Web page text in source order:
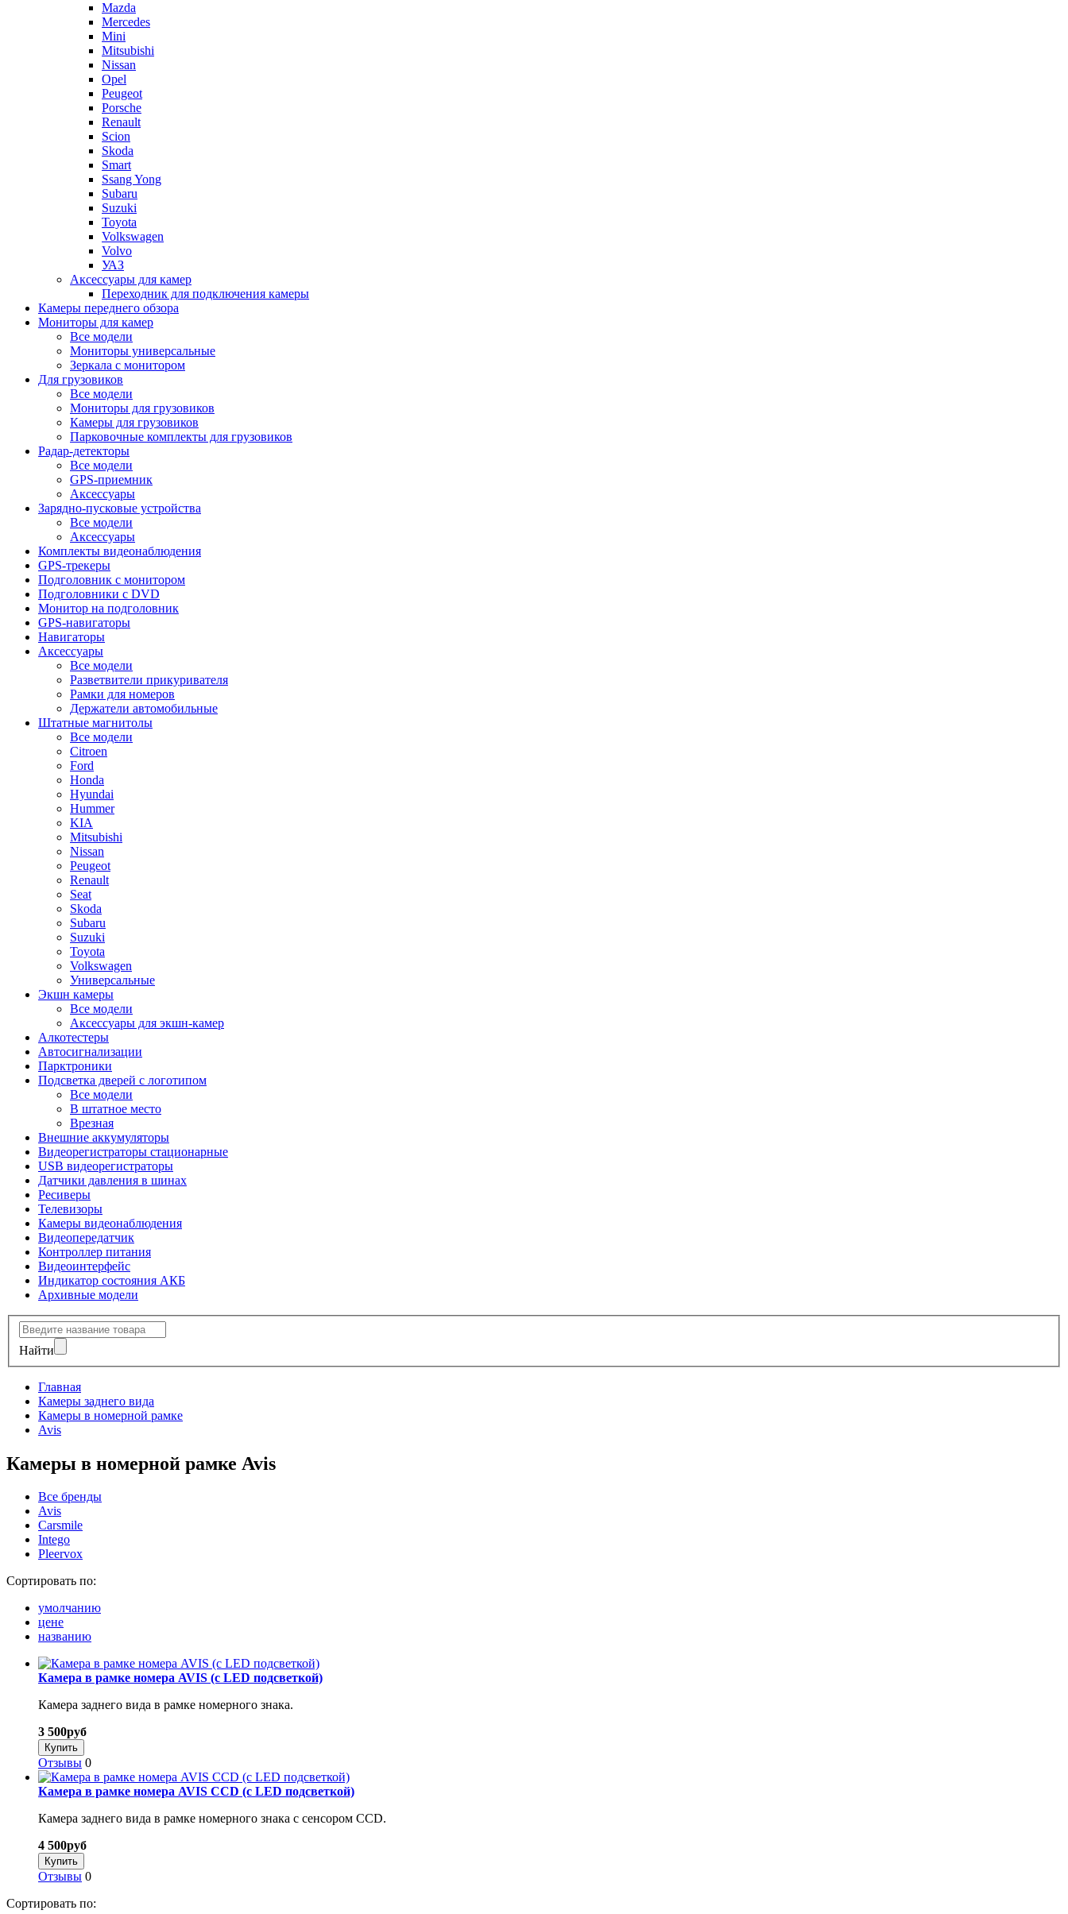
Mazda
Mercedes
Mini
Mitsubishi
Nissan
Opel
Peugeot
Porsche
Renault
Scion
Skoda
Smart
Ssang Yong
Subaru
Suzuki
Toyota
Volkswagen
Volvo
УАЗ
Аксессуары для камер
Переходник для подключения камеры
Камеры переднего обзора
Мониторы для камер
Все модели
Мониторы универсальные
Зеркала с монитором
Для грузовиков
Все модели
Мониторы для грузовиков
Камеры для грузовиков
Парковочные комплекты для грузовиков
Радар-детекторы
Все модели
GPS-приемник
Аксессуары
Зарядно-пусковые устройства
Все модели
Аксессуары
Комплекты видеонаблюдения
GPS-трекеры
Подголовник с монитором
Подголовники с DVD
Монитор на подголовник
GPS-навигаторы
Навигаторы
Аксессуары
Все модели
Разветвители прикуривателя
Рамки для номеров
Держатели автомобильные
Штатные магнитолы
Все модели
Citroen
Ford
Honda
Hyundai
Hummer
KIA
Mitsubishi
Nissan
Peugeot
Renault
Seat
Skoda
Subaru
Suzuki
Toyota
Volkswagen
Универсальные
Экшн камеры
Все модели
Аксессуары для экшн-камер
Алкотестеры
Автосигнализации
Парктроники
Подсветка дверей с логотипом
Все модели
В штатное место
Врезная
Внешние аккумуляторы
Видеорегистраторы стационарные
USB видеорегистраторы
Датчики давления в шинах
Ресиверы
Телевизоры
Камеры видеонаблюдения
Видеопередатчик
Контроллер питания
Видеоинтерфейс
Индикатор состояния АКБ
Архивные модели
Найти
Главная
Камеры заднего вида
Камеры в номерной рамке
Avis
Камеры в номерной рамке Avis
Все бренды
Avis
Carsmile
Intego
Pleervox
Сортировать по:
умолчанию
цене
названию
Камера в рамке номера AVIS (с LED подсветкой)
Камера заднего вида в рамке номерного знака.
3 500руб
Отзывы 0
Камера в рамке номера AVIS CCD (с LED подсветкой)
Камера заднего вида в рамке номерного знака с сенсором CCD.
4 500руб
Отзывы 0
Сортировать по: